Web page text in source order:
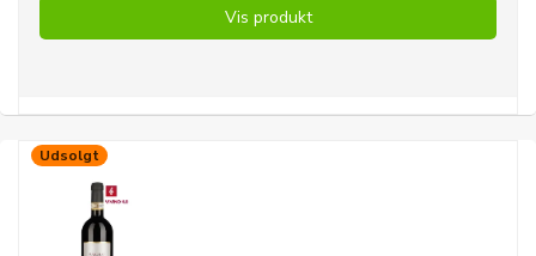
Vis produkt
Udsolgt